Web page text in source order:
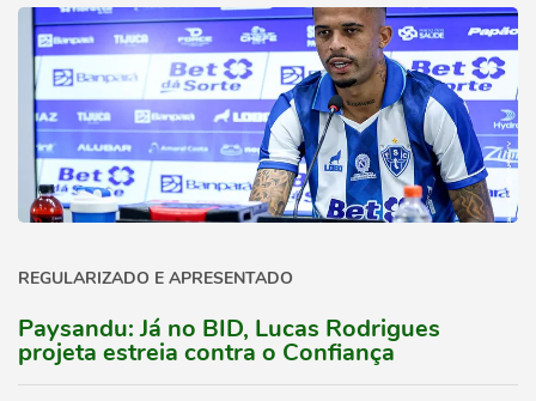
REGULARIZADO E APRESENTADO
Paysandu: Já no BID, Lucas Rodrigues
projeta estreia contra o Confiança